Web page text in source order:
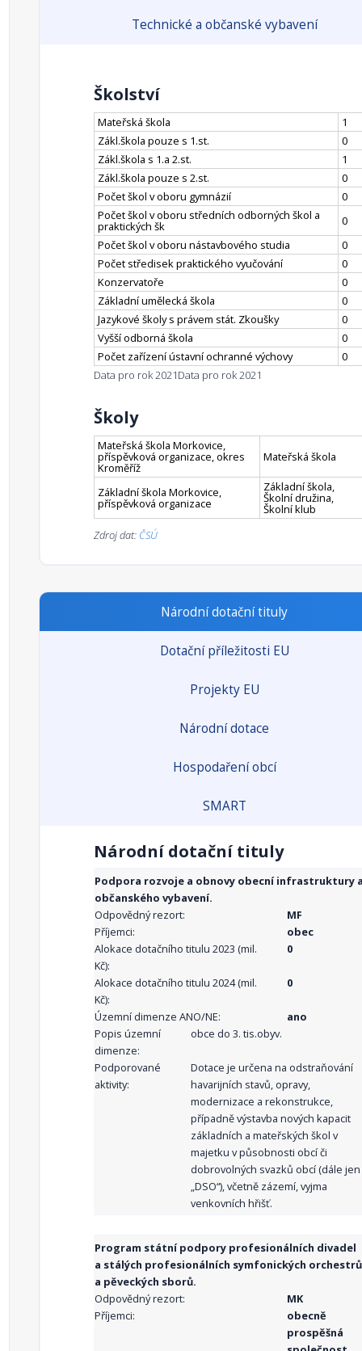
Technické a občanské vybavení
Školství
Mateřská škola
1
Zákl.škola pouze s 1.st.
0
Zákl.škola s 1.a 2.st.
1
Zákl.škola pouze s 2.st.
0
Počet škol v oboru gymnázií
0
Počet škol v oboru středních odborných škol a
praktických šk
0
Počet škol v oboru nástavbového studia
0
Počet středisek praktického vyučování
0
Konzervatoře
0
Základní umělecká škola
0
Jazykové školy s právem stát. Zkoušky
0
Vyšší odborná škola
0
Počet zařízení ústavní ochranné výchovy
0
Data pro rok 2021Data pro rok 2021
Školy
Mateřská škola Morkovice,
příspěvková organizace, okres
Kroměříž
Mateřská škola
Základní škola Morkovice,
příspěvková organizace
Základní škola,
Školní družina,
Školní klub
Zdroj dat: ČSÚ
Národní dotační tituly
Dotační příležitosti EU
Projekty EU
Národní dotace
Hospodaření obcí
SMART
Národní dotační tituly
Podpora rozvoje a obnovy obecní infrastruktury
občanského vybavení.
Odpovědný rezort:
MF
Příjemci:
obec
Alokace dotačního titulu 2023 (mil.
Kč):
0
Alokace dotačního titulu 2024 (mil.
Kč):
0
Územní dimenze ANO/NE:
ano
Popis územní
dimenze:
obce do 3. tis.obyv.
Podporované
aktivity:
Dotace je určena na odstraňování
havarijních stavů, opravy,
modernizace a rekonstrukce,
případně výstavba nových kapacit
základních a mateřských škol v
majetku v působnosti obcí či
dobrovolných svazků obcí (dále jen
„DSO“), včetně zázemí, vyjma
venkovních hřišť.
Program státní podpory profesionálních divadel
a stálých profesionálních symfonických orchestrů
a pěveckých sborů.
Odpovědný rezort:
MK
Příjemci:
obecně
prospěšná